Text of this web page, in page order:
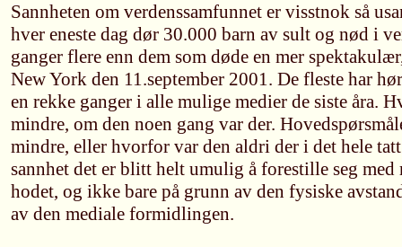
Sannheten om verdenssamfunnet er visstnok så
hver eneste dag dør 30.000 barn av sult og nød i
ganger flere enn dem som døde en mer
New York den 11.september 2001. De fleste har
en rekke ganger i alle mulige medier de siste åra.
mindre, om den noen gang var der.
mindre, eller hvorfor var den aldri der i det hele
sannhet det er blitt helt umulig å forestille seg med
hodet, og ikke bare på grunn av den fysiske
av den mediale formidlingen.